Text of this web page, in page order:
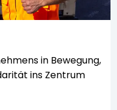
in Bewegung,
ins Zentrum